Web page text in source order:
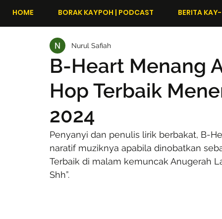
HOME BORAK KAYPOH | PODCAST BERITA
B-Heart Menang
Hop Terbaik
2024
Nurul Safiah
Penyanyi dan penulis lirik berbakat, B-
naratif muziknya apabila dinobatkan
Terbaik di malam kemuncak Anugerah
Shh”.